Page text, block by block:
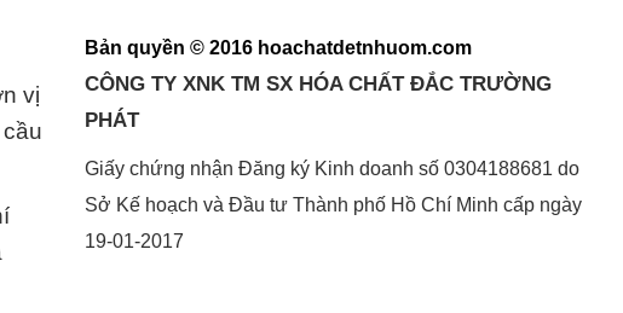
vị
Bản quyền © 2016 hoachatdetnhuom.com
CÔNG TY XNK TM SX HÓA CHẤT ĐẮC TRƯỜNG
PHÁT
Giấy chứng nhận Đăng ký Kinh doanh số 0304188681 do
Sở Kế hoạch và Đầu tư Thành phố Hồ Chí Minh cấp ngày
19-01-2017